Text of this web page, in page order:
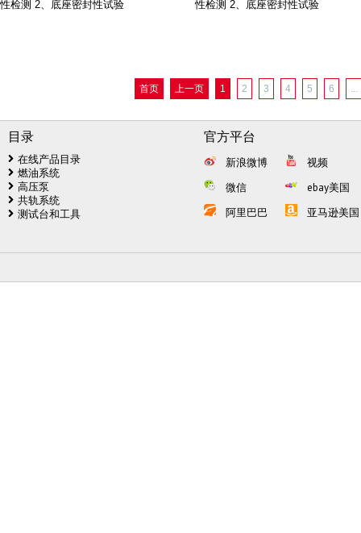
性检测 2、底座密封性试验
性检测 2、底座密封性试验
首页 上一页 1 2 3 4 5 6 ...
目录
在线产品目录
燃油系统
高压泵
共轨系统
测试台和工具
官方平台
新浪微博
视频
微信
ebay美国
阿里巴巴
亚马逊美国